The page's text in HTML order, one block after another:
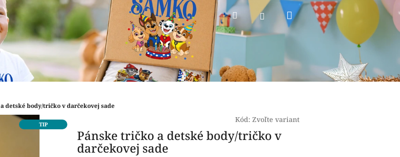
HľadaťPrihlásenieNákupný
detské body/tričko v darčekovej sade
TIP
Kód: Zvoľte variant
Pánske tričko a detské body/tričko v
darčekovej sade